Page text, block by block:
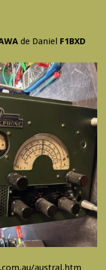
de Daniel F1BXD
austral.htm